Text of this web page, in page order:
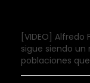
[VIDEO]
sigue siendo
poblaciones